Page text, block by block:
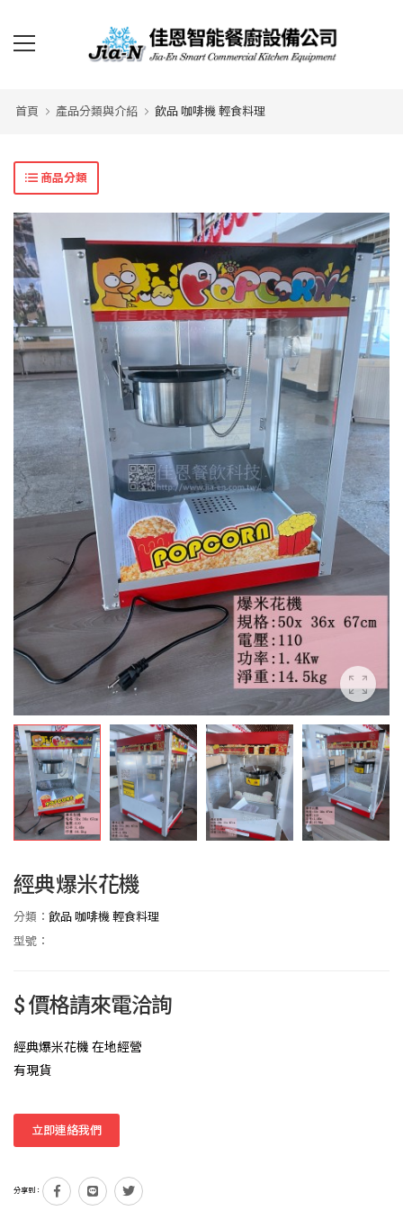
首頁 產品分類與介紹 飲品 咖啡機 輕食料理
商品分類
經典爆米花機
分類： 飲品 咖啡機 輕食料理
型號：
$ 價格請來電洽詢
經典爆米花機 在地經營
有現貨
立即連絡我們
分享到：